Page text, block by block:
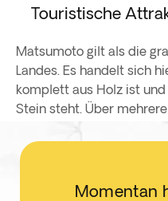
Touristische
Matsumoto gilt als die
Landes. Es handelt sich
komplett aus Holz ist
Stein steht. Über
Momentan